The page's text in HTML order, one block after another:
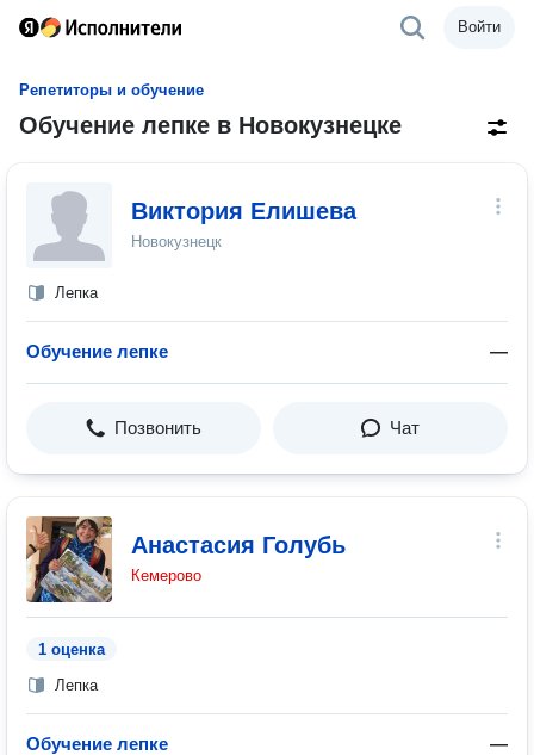
Войти
Репетиторы и обучение
Обучение лепке в Новокузнецке
Виктория Елишева
Новокузнецк
Лепка
Обучение лепке —
Позвонить Чат
Анастасия Голубь
Кемерово
1 оценка
Лепка
Обучение лепке —